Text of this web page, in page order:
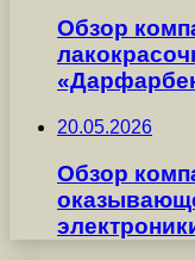
Обзор
20.05.2026
Обзор